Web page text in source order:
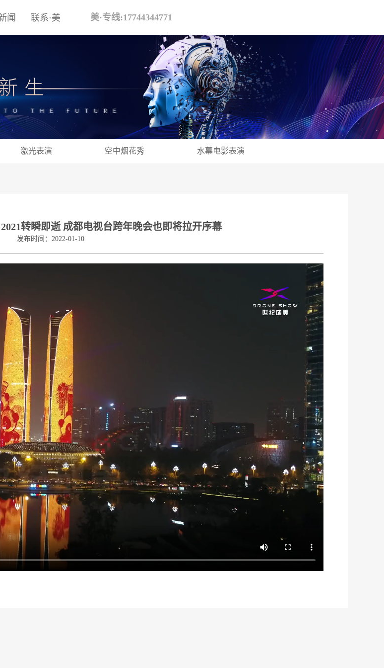
闻 联系·美 美·专线:17744344771
激光表演 空中烟花秀 水幕电影表演
转瞬即逝 成都电视台跨年晚会也即将拉开序幕
发布时间：2022-01-10